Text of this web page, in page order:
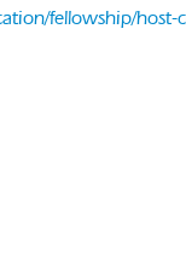
fellowship/host-